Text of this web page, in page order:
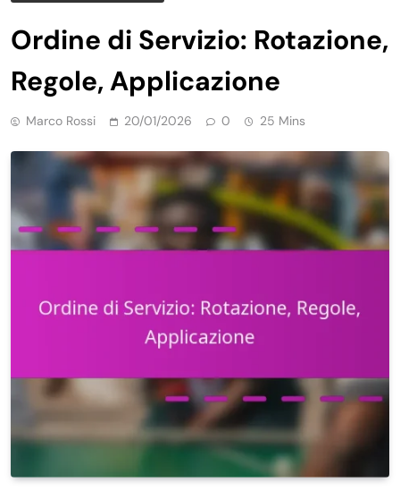
Ordine di Servizio: Rotazione,
Regole, Applicazione
Marco Rossi 20/01/2026 0 25 Mins